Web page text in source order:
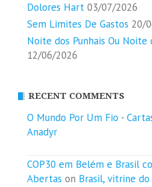
Dolores Hart 03/07/2026
Sem Limites De Gastos 20/
Noite dos Punhais Ou Noite
12/06/2026
RECENT COMMENTS
O Mundo Por Um Fio -
Anadyr
COP30 em Belém e Brasil
Abertas on Brasil, vitrine do